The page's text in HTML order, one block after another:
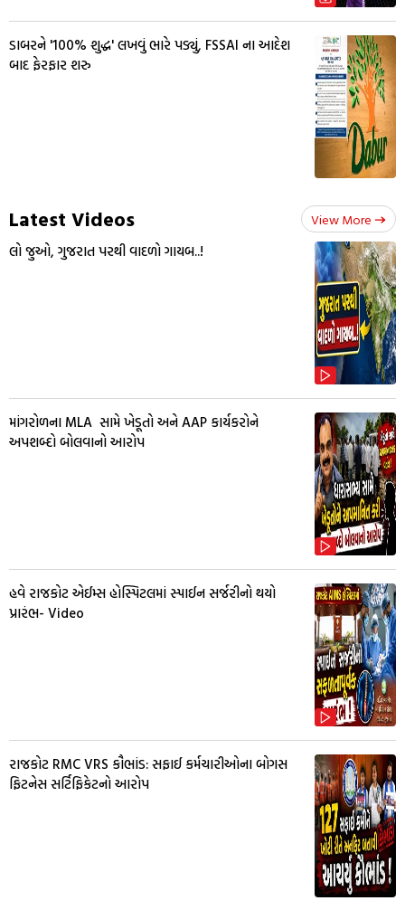
ડાબરને '100% શુદ્ધ' લખવું ભારે પડ્યું, FSSAI ના આદેશ
બાદ ફેરફાર શરુ
Latest Videos View More
લો જુઓ, ગુજરાત પરથી વાદળો ગાયબ..!
માંગરોળના MLA સામે ખેડૂતો અને AAP કાર્યકરોને
અપશબ્દો બોલવાનો આરોપ
હવે રાજકોટ એઈમ્સ હોસ્પિટલમાં સ્પાઈન સર્જરીનો થયો
પ્રારંભ- Video
રાજકોટ RMC VRS કૌભાંડ: સફાઈ કર્મચારીઓના બોગસ
ફિટનેસ સર્ટિફિકેટનો આરોપ